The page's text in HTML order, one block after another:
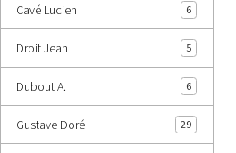
Cavé Lucien 6
Droit Jean 5
Dubout A. 6
Gustave Doré 29